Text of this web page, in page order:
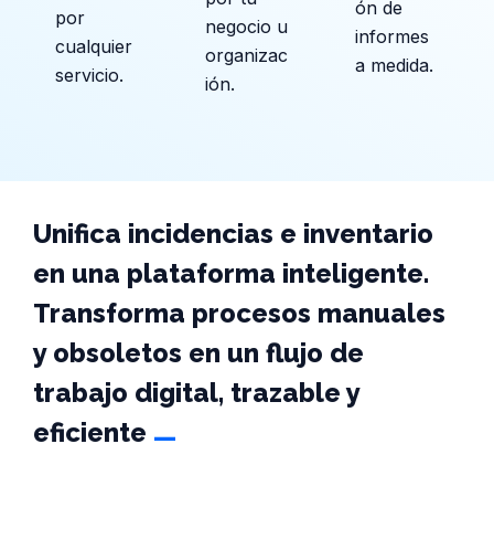
por
cualquier
servicio.
negocio u
organizac
ión.
ón de
informes
a medida.
Unifica incidencias e inventario
en una plataforma inteligente.
Transforma procesos manuales
y obsoletos en un flujo de
trabajo digital, trazable y
eficiente _